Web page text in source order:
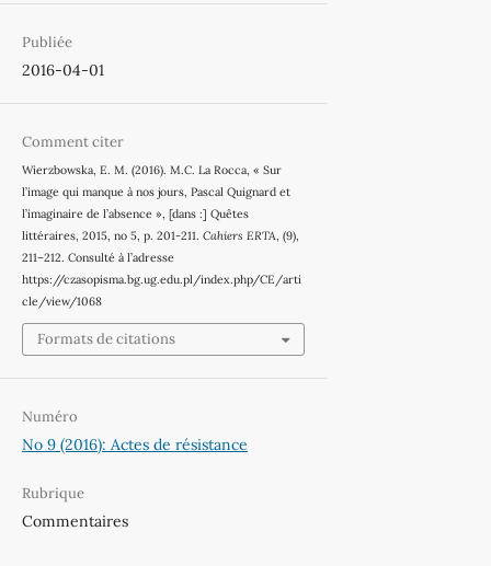
Publiée
2016-04-01
Comment citer
Wierzbowska, E. M. (2016). M.C. La Rocca, « Sur
l’image qui manque à nos jours, Pascal Quignard et
l’imaginaire de l’absence », [dans :] Quêtes
littéraires, 2015, no 5, p. 201-211. Cahiers ERTA , (9),
211–212. Consulté à l’adresse
https://czasopisma.bg.ug.edu.pl/index.php/CE/arti
cle/view/1068
Formats de citations
Numéro
No 9 (2016): Actes de résistance
Rubrique
Commentaires